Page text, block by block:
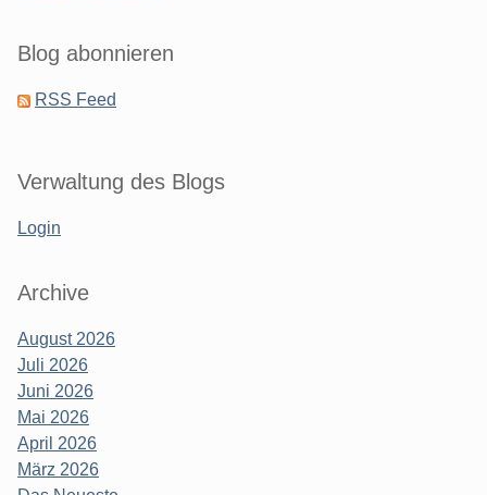
Blog abonnieren
RSS Feed
Verwaltung des Blogs
Login
Archive
August 2026
Juli 2026
Juni 2026
Mai 2026
April 2026
März 2026